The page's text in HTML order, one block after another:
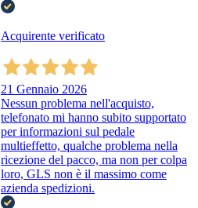
Acquirente verificato
21 Gennaio 2026
Nessun problema nell'acquisto,
telefonato mi hanno subito supportato
per informazioni sul pedale
multieffetto, qualche problema nella
ricezione del pacco, ma non per colpa
loro, GLS non è il massimo come
azienda spedizioni.